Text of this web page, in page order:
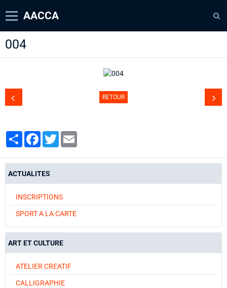
AACCA
Page d'accueil
Diaporamas
004
RETOUR
PartagerFacebook
Twitter
ACTUALITES
INSCRIPTIONS
SPORT A LA CARTE
ART ET CULTURE
ATELIER CREATIF
CALLIGRAPHIE